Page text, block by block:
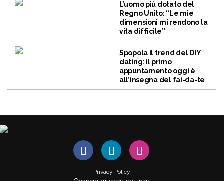
L’uomo più dotato del
Regno Unito: “Le mie
dimensioni mi rendono la
vita difficile”
Spopola il trend del DIY
dating: il primo
appuntamento oggi è
all’insegna del fai-da-te
Privacy Policy